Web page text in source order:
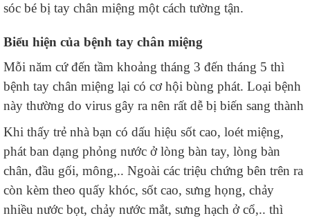
sóc bé bị tay chân miệng một cách tường tận.
Biểu hiện của bệnh tay chân miệng
Mỗi năm cứ đến tầm khoảng tháng 3 đến tháng 5 thì
bệnh tay chân miệng lại có cơ hội bùng phát. Loại bệnh
này thường do virus gây ra nên rất dễ bị biến sang thành
Khi thấy trẻ nhà bạn có dấu hiệu sốt cao, loét miệng,
phát ban dạng phỏng nước ở lòng bàn tay, lòng bàn
chân, đầu gối, mông,.. Ngoài các triệu chứng bên trên ra
còn kèm theo quấy khóc, sốt cao, sưng họng, chảy
nhiều nước bọt, chảy nước mắt, sưng hạch ở cổ,.. thì